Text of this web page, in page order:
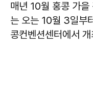
매년 10월 홍콩 가을
는 오는 10월 3일부
콩컨벤션센터에서